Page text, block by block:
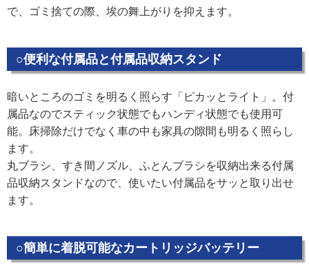
で、ゴミ捨ての際、埃の舞上がりを抑えます。
○便利な付属品と付属品収納スタンド
暗いところのゴミを明るく照らす「ピカッとライト」。付
属品なのでスティック状態でもハンディ状態でも使用可
能。床掃除だけでなく車の中も家具の隙間も明るく照らし
ます。
丸ブラシ、すき間ノズル、ふとんブラシを収納出来る付属
品収納スタンドなので、使いたい付属品をサッと取り出せ
ます。
○簡単に着脱可能なカートリッジバッテリー